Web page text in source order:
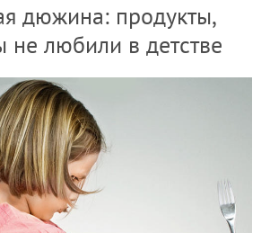
дюжина: продукты,
не любили в детстве